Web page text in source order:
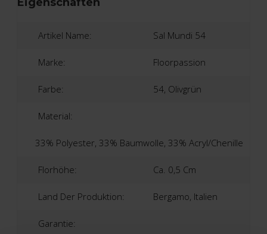
Artikel Name: Sal Mundi 54
Marke: Floorpassion
Farbe: 54, Olivgrün
Material:
33% Polyester, 33% Baumwolle, 33% Acryl/Chenille
Florhöhe: Ca. 0,5 Cm
Land Der Produktion: Bergamo, Italien
Garantie: